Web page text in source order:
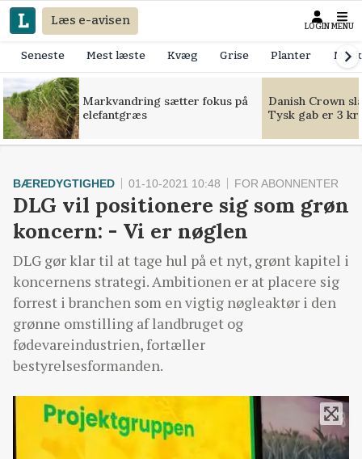
Læs e-avisen LOGIN MENU
Seneste Mest læste Kvæg Grise Planter
Markvandring sætter fokus på
elefantgræs
Danish Crown
Tysk gab er 3
BÆREDYGTIGHED 01-10-2021 10:48 FOR ABONNENTER
DLG vil positionere sig som grøn
koncern: - Vi er nøglen
DLG gør klar til at tage hul på et nyt, grønt kapitel i
koncernens strategi. Ambitionen er at placere sig
forrest i branchen som en vigtig nøgleaktør i den
grønne omstilling af landbruget og
fødevareindustrien, fortæller
bestyrelsesformanden.